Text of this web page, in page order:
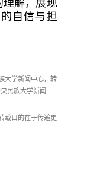
理解，展现
自信与担
大学新闻中心，转
民族大学新闻
载目的在于传递更